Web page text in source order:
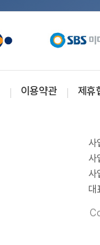
이용약관 제휴
사
사
사
대